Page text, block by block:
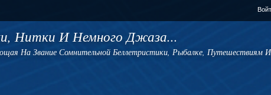
Нитки И Немного Джаза...
На Звание Сомнительной Беллетристики, Рыбалке, Путешествиям И